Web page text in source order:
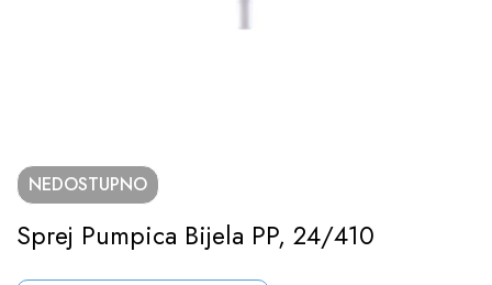
NEDOSTUPNO
Sprej Pumpica Bijela PP, 24/410